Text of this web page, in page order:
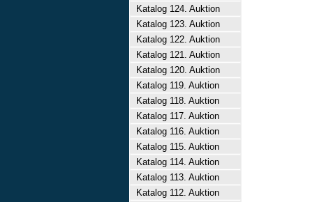
Katalog 124. Auktion
Katalog 123. Auktion
Katalog 122. Auktion
Katalog 121. Auktion
Katalog 120. Auktion
Katalog 119. Auktion
Katalog 118. Auktion
Katalog 117. Auktion
Katalog 116. Auktion
Katalog 115. Auktion
Katalog 114. Auktion
Katalog 113. Auktion
Katalog 112. Auktion